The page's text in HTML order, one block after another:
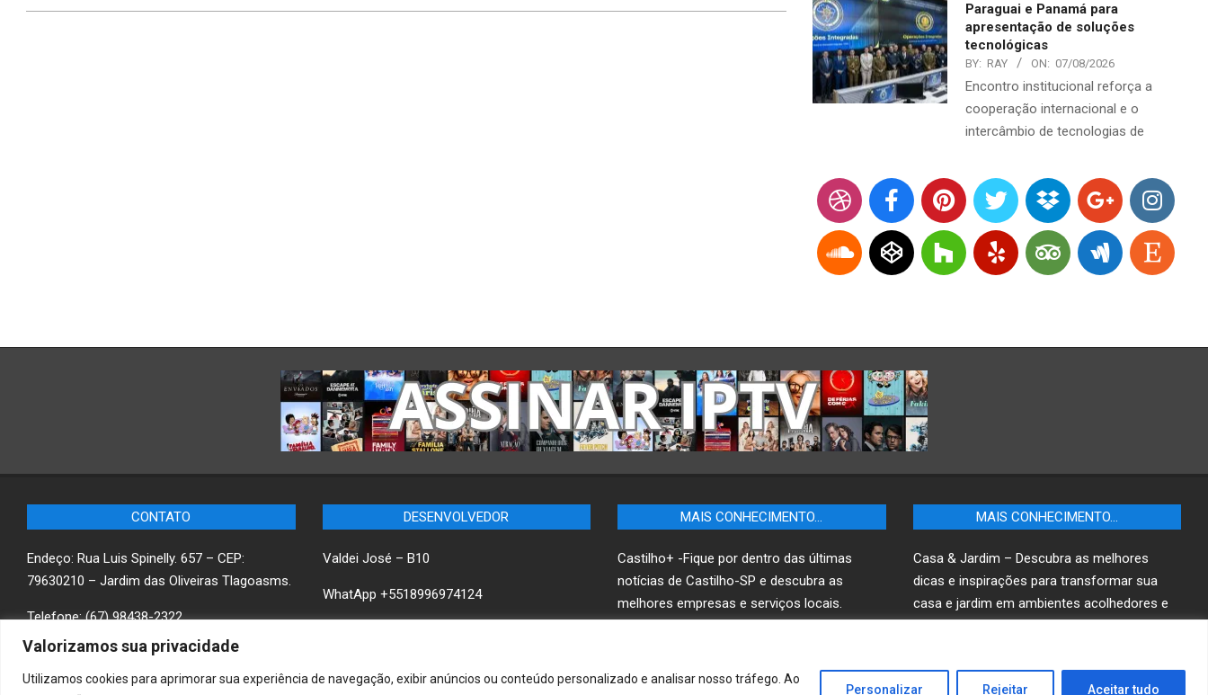
Valorizamos sua privacidade
Utilizamos cookies para aprimorar sua experiência de navegação, exibir anúncios ou conteúdo personalizado e analisar nosso tráfego. Ao
Personalizar Rejeitar Aceitar tudo
Paraguai e Panamá para
apresentação de soluções
tecnológicas
BY: RAY ON: 07/08/2026
Encontro institucional reforça a
cooperação internacional e o
intercâmbio de tecnologias de
CONTATO
Endeço: Rua Luis Spinelly. 657 – CEP:
79630210 – Jardim das Oliveiras Tlagoasms.
Telefone: (67) 98438-2322
DESENVOLVEDOR
Valdei José – B10
WhatApp +5518996974124
MAIS CONHECIMENTO…
Castilho+ -Fique por dentro das últimas
notícias de Castilho-SP e descubra as
melhores empresas e serviços locais.
MAIS CONHECIMENTO…
Casa & Jardim – Descubra as melhores
dicas e inspirações para transformar sua
casa e jardim em ambientes acolhedores e